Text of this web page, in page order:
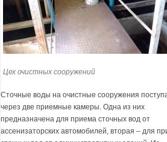
Цех очистных сооружений
Сточные воды на очистные сооружения
через две приемные камеры. Одна из них
предназначена для приема сточных вод от
ассенизаторских автомобилей, вторая – для